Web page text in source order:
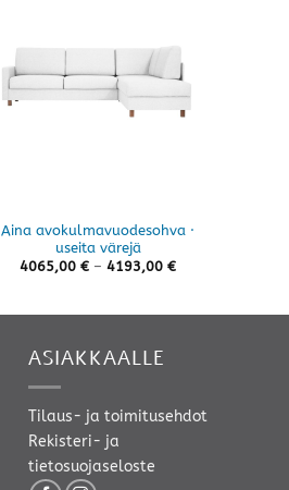
Aina avokulmavuodesohva ·
useita värejä
4065,00 € – 4193,00 €Hintaluokka:
ASIAKKAALLE
Tilaus- ja toimitusehdot
Rekisteri- ja
tietosuojaseloste